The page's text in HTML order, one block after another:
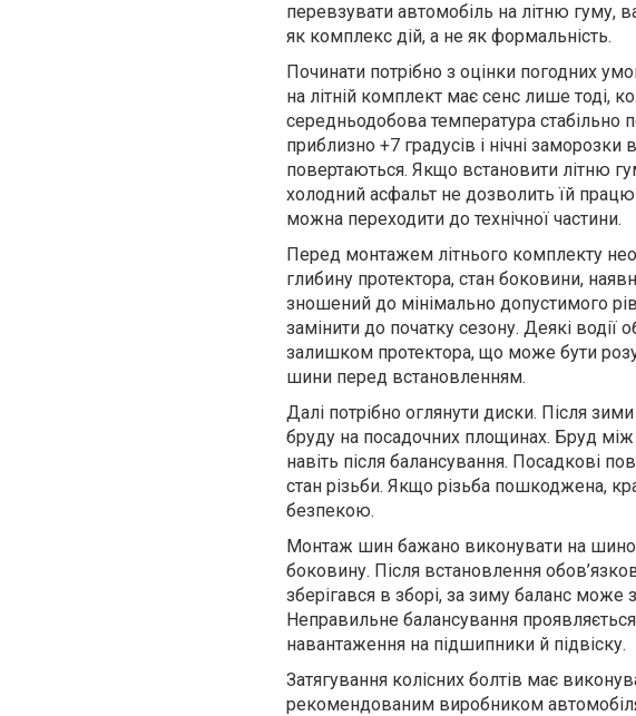
перевзувати автомобіль на літню гуму,
як комплекс дій, а не як формальність.
Починати потрібно з оцінки погодних
на літній комплект має сенс лише тоді,
середньодобова температура стабільно
приблизно +7 градусів і нічні заморозки
повертаються. Якщо встановити літню
холодний асфальт не дозволить їй
можна переходити до технічної частини.
Перед монтажем літнього комплекту
глибину протектора, стан боковини,
зношений до мінімально допустимого
замінити до початку сезону. Деякі водії
залишком протектора, що може бути
шини перед встановленням.
Далі потрібно оглянути диски. Після
бруду на посадочних площинах. Бруд
навіть після балансування. Посадкові
стан різьби. Якщо різьба пошкоджена,
безпекою.
Монтаж шин бажано виконувати на
боковину. Після встановлення
зберігався в зборі, за зиму баланс може
Неправильне балансування
навантаження на підшипники й підвіску.
Затягування колісних болтів має
рекомендованим виробником